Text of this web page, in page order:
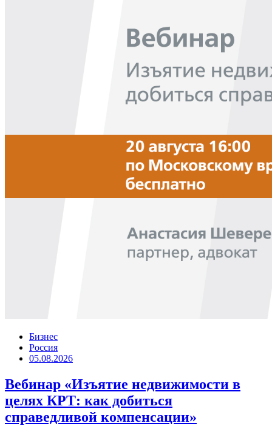
Бизнес
Россия
05.08.2026
Вебинар «Изъятие недвижимости в
целях КРТ: как добиться
справедливой компенсации»